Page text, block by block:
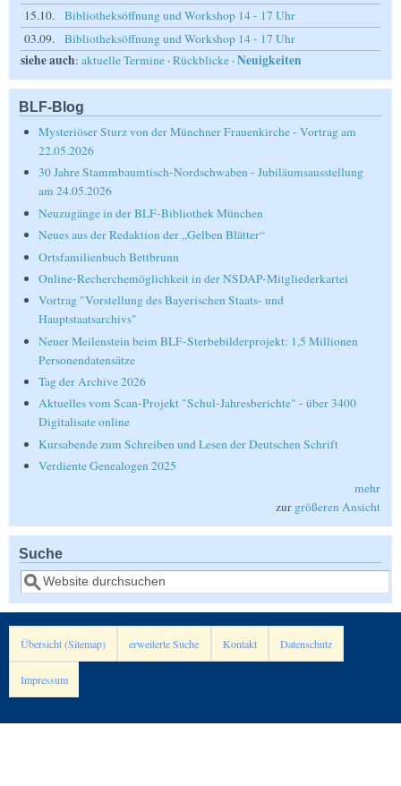
15.10.
Bibliotheksöffnung und Workshop 14 - 17 Uhr
03.09.
Bibliotheksöffnung und Workshop 14 - 17 Uhr
siehe auch: aktuelle Termine ·Rückblicke ·Neuigkeiten
BLF-Blog
Mysteriöser Sturz von der Münchner Frauenkirche - Vortrag am
22.05.2026
30 Jahre Stammbaumtisch-Nordschwaben - Jubiläumsausstellung
am 24.05.2026
Neuzugänge in der BLF-Bibliothek München
Neues aus der Redaktion der „Gelben Blätter“
Ortsfamilienbuch Bettbrunn
Online-Recherchemöglichkeit in der NSDAP-Mitgliederkartei
Vortrag "Vorstellung des Bayerischen Staats- und
Hauptstaatsarchivs"
Neuer Meilenstein beim BLF-Sterbebilderprojekt: 1,5 Millionen
Personendatensätze
Tag der Archive 2026
Aktuelles vom Scan-Projekt "Schul-Jahresberichte" - über 3400
Digitalisate online
Kursabende zum Schreiben und Lesen der Deutschen Schrift
Verdiente Genealogen 2025
mehr
zur größeren Ansicht
Suche
Suche
Übersicht (Sitemap) erweiterte Suche Kontakt Datenschutz
Impressum